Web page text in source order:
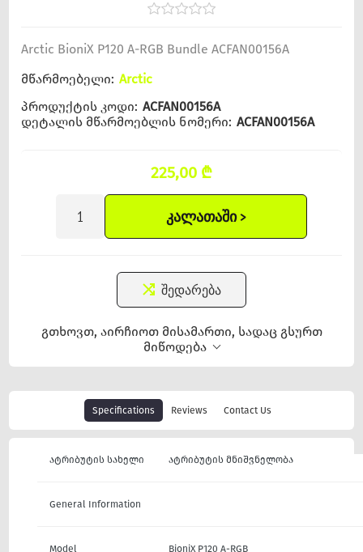
Arctic BioniX P120 A-RGB Bundle ACFAN00156A
მწარმოებელი: Arctic
პროდუქტის კოდი: ACFAN00156A
დეტალის მწარმოებლის ნომერი: ACFAN00156A
225,00 ₾
ᲙᲐᲚᲐᲗᲐᲨᲘ >
შედარება
გთხოვთ, აირჩიოთ მისამართი, სადაც გსურთ
მიწოდება
Specifications Reviews Contact Us
ატრიბუტის სახელი ატრიბუტის მნიშვნელობა
General Information
Model BioniX P120 A-RGB